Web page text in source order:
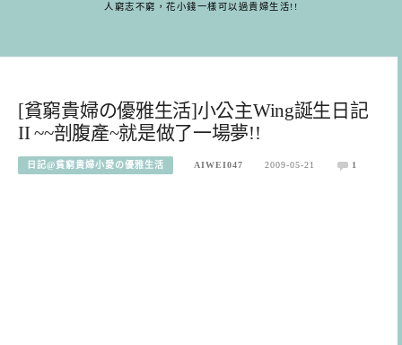
人窮志不窮，花小錢一樣可以過貴婦生活!!
[貧窮貴婦の優雅生活]小公主Wing誕生日記
II ~~剖腹產~就是做了一場夢!!
日記@貧窮貴婦小愛の優雅生活 AIWEI047 2009-05-21 1